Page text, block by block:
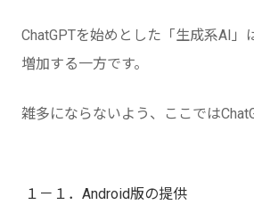
ChatGPTを始めとした「生成系AI」
増加する一方です。
雑多にならないよう、ここでは
１－１．Android版の提供